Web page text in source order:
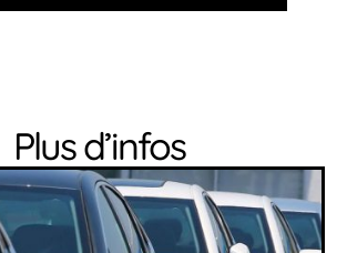
Plus d’infos